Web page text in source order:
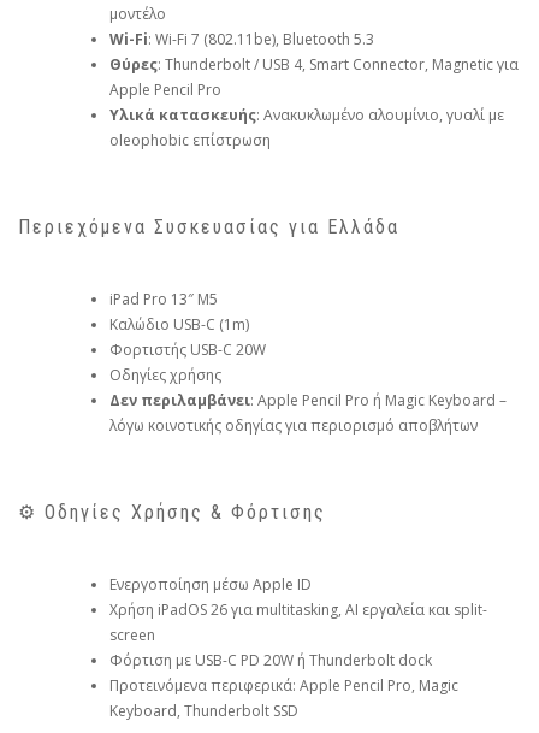
μοντέλο
Wi-Fi: Wi-Fi 7 (802.11be), Bluetooth 5.3
Θύρες: Thunderbolt / USB 4, Smart Connector, Magnetic για
Apple Pencil Pro
Υλικά κατασκευής: Ανακυκλωμένο αλουμίνιο, γυαλί με
oleophobic επίστρωση
Περιεχόμενα Συσκευασίας για Ελλάδα
iPad Pro 13″ M5
Καλώδιο USB-C (1m)
Φορτιστής USB-C 20W
Οδηγίες χρήσης
Δεν περιλαμβάνει: Apple Pencil Pro ή Magic Keyboard –
λόγω κοινοτικής οδηγίας για περιορισμό αποβλήτων
⚙️ Οδηγίες Χρήσης & Φόρτισης
Ενεργοποίηση μέσω Apple ID
Χρήση iPadOS 26 για multitasking, AI εργαλεία και split-
screen
Φόρτιση με USB-C PD 20W ή Thunderbolt dock
Προτεινόμενα περιφερικά: Apple Pencil Pro, Magic
Keyboard, Thunderbolt SSD